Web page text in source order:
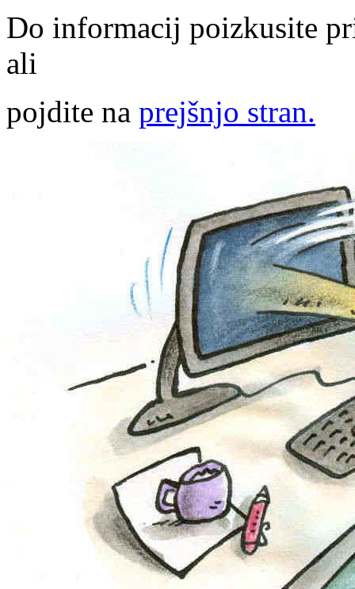
Do informacij poizkusite
ali
pojdite na prejšnjo stran.